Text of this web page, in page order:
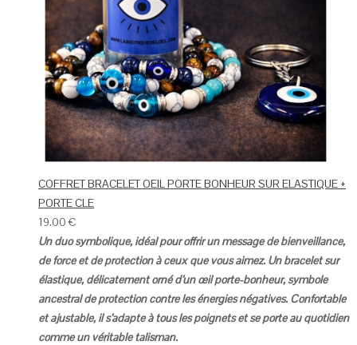
COFFRET BRACELET OEIL PORTE BONHEUR SUR ELASTIQUE +
PORTE CLE
19.00€
Un duo symbolique, idéal pour offrir un message de bienveillance,
de force et de protection à ceux que vous aimez. Un bracelet sur
élastique, délicatement orné d’un œil porte-bonheur, symbole
ancestral de protection contre les énergies négatives. Confortable
et ajustable, il s’adapte à tous les poignets et se porte au quotidien
comme un véritable talisman.